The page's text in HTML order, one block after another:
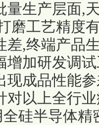
量生产层面,
磨工艺精度
差,终端产品
增加研发调
现成品性能
对以上全行
硅半导体